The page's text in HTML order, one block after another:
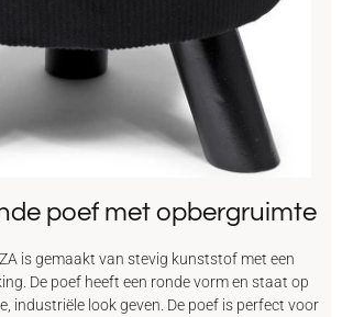
poef met opbergruimte
is gemaakt van stevig kunststof met een
De poef heeft een ronde vorm en staat op
industriële look geven. De poef is perfect voor